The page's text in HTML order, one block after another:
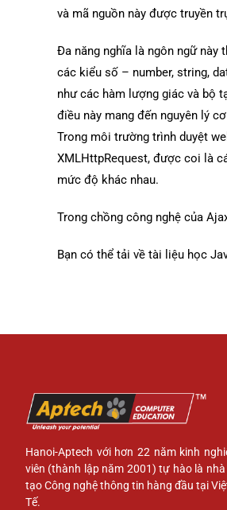
và mã nguồn này được truyền
Đa năng nghĩa là ngôn ngữ này
các kiểu số – number, string,
như các hàm lượng giác và bộ
điều này mang đến nguyên lý
Trong môi trường trình duyệt
XMLHttpRequest, được coi là
mức độ khác nhau.
Trong chồng công nghệ của
Bạn có thể tải về tài liệu học
Hanoi-Aptech với hơn 22 năm kinh
viên (thành lập năm 2001) tự hào là
tạo Công nghệ thông tin hàng đầu tại
Tế.